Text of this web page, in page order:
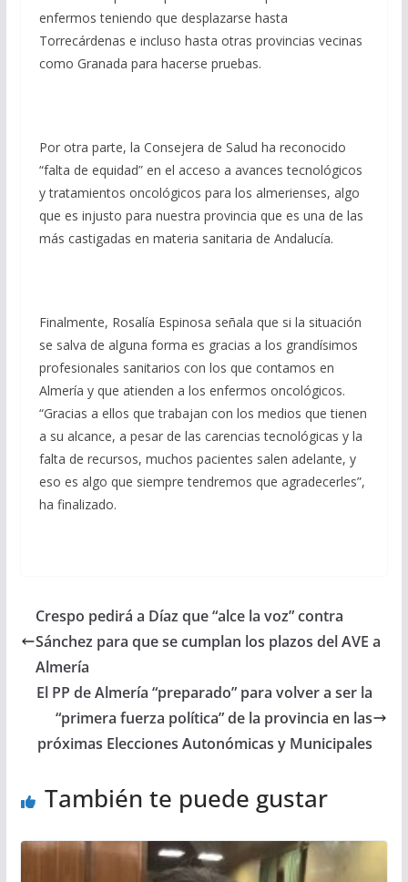
enfermos teniendo que desplazarse hasta
Torrecárdenas e incluso hasta otras provincias vecinas
como Granada para hacerse pruebas.
Por otra parte, la Consejera de Salud ha reconocido
“falta de equidad” en el acceso a avances tecnológicos
y tratamientos oncológicos para los almerienses, algo
que es injusto para nuestra provincia que es una de las
más castigadas en materia sanitaria de Andalucía.
Finalmente, Rosalía Espinosa señala que si la situación
se salva de alguna forma es gracias a los grandísimos
profesionales sanitarios con los que contamos en
Almería y que atienden a los enfermos oncológicos.
“Gracias a ellos que trabajan con los medios que tienen
a su alcance, a pesar de las carencias tecnológicas y la
falta de recursos, muchos pacientes salen adelante, y
eso es algo que siempre tendremos que agradecerles”,
ha finalizado.
Crespo pedirá a Díaz que “alce la voz” contra
Sánchez para que se cumplan los plazos del AVE a
Almería
El PP de Almería “preparado” para volver a ser la
“primera fuerza política” de la provincia en las
próximas Elecciones Autonómicas y Municipales
También te puede gustar